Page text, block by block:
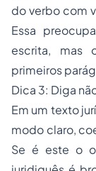
do verbo com
Essa
escrita, mas
primeiros
Dica 3: Diga
Em um texto
modo claro,
Se é este o